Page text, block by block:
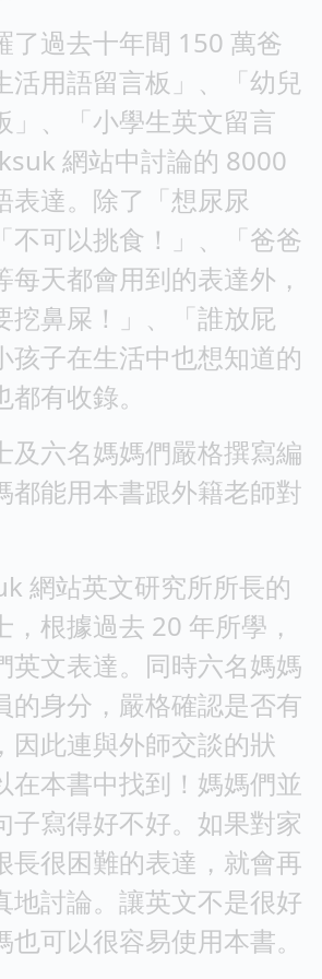
了過去十年間 150 萬爸
活用語留言板」、「幼兒
」、「小學生英文留言
網站中討論的 8000
表達。除了「想尿尿
不可以挑食！」、「爸爸
每天都會用到的表達外，
挖鼻屎！」、「誰放屁
孩子在生活中也想知道的
有收錄。
及六名媽媽們嚴格撰寫編
都能用本書跟外籍老師對
網站英文研究所所長的
，根據過去 20 年所學，
英文表達。同時六名媽媽
的身分，嚴格確認是否有
因此連與外師交談的狀
在本書中找到！媽媽們並
子寫得好不好。如果對家
長很困難的表達，就會再
地討論。讓英文不是很好
也可以很容易使用本書。